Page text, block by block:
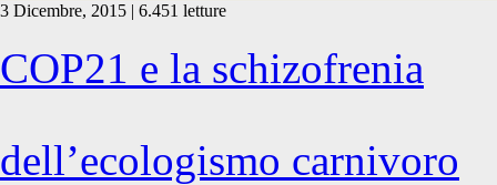
Tag:
<span>impatto
3 Dicembre, 2015 | 6.451 letture
COP21 e la schizofrenia
dell’ecologismo carnivoro